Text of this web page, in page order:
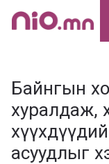
Skip
Байнгын
хуралдаж,
асуудлыг